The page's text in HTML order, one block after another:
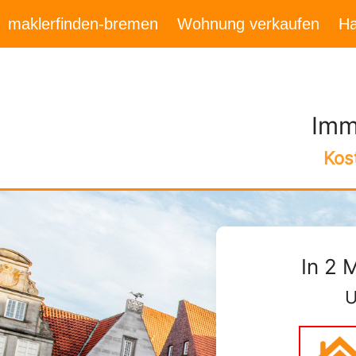
maklerfinden-bremen Wohnung verkaufen
In 2